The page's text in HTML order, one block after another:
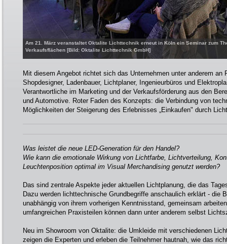
Am 21. März veranstaltet Oktalite Lichttechnik erneut in Köln ein Seminar zum
Verkaufsflächen [Bild: Oktalite Lichttechnik GmbH]
Mit diesem Angebot richtet sich das Unternehmen unter anderem an
Shopdesigner, Ladenbauer, Lichtplaner, Ingenieurbüros und
Verantwortliche im Marketing und der Verkaufsförderung aus den
und Automotive. Roter Faden des Konzepts: die Verbindung von
Möglichkeiten der Steigerung des Erlebnisses „Einkaufen" durch
Was leistet die neue LED-Generation für den Handel?
Wie kann die emotionale Wirkung von Lichtfarbe, Lichtverteilung,
Leuchtenposition optimal im Visual Merchandising genutzt werden?
Das sind zentrale Aspekte jeder aktuellen Lichtplanung, die das
Dazu werden lichttechnische Grundbegriffe anschaulich erklärt - die
unabhängig von ihrem vorherigen Kenntnisstand, gemeinsam
umfangreichen Praxisteilen können dann unter anderem selbst
Neu im Showroom von Oktalite: die Umkleide mit verschiedenen
zeigen die Experten und erleben die Teilnehmer hautnah, wie das